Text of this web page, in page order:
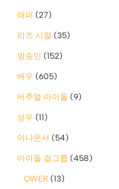
래퍼 (27)
리즈 시절 (35)
방송인 (152)
배우 (605)
버추얼 아이돌 (9)
성우 (11)
아나운서 (54)
아이돌 걸그룹 (458)
QWER (13)